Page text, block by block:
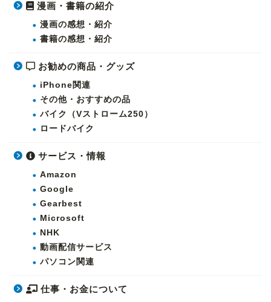
漫画・書籍の紹介
漫画の感想・紹介
書籍の感想・紹介
お勧めの商品・グッズ
iPhone関連
その他・おすすめの品
バイク（Vストローム250）
ロードバイク
サービス・情報
Amazon
Google
Gearbest
Microsoft
NHK
動画配信サービス
パソコン関連
仕事・お金について